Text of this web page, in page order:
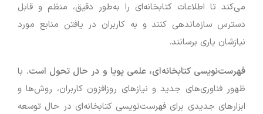
می‌کند تا اطلاعات کتابخانه‌ای را به‌طور دقیق، منظم و قابل
دسترس سازماندهی کنند و به کاربران در یافتن منابع مورد
نیازشان یاری برسانند.
فهرست‌نویسی کتابخانه‌ای، علمی پویا و در حال تحول است. با
ظهور فناوری‌های جدید و نیازهای روزافزون کاربران، روش‌ها و
ابزارهای جدیدی برای فهرست‌نویسی کتابخانه‌ای در حال توسعه